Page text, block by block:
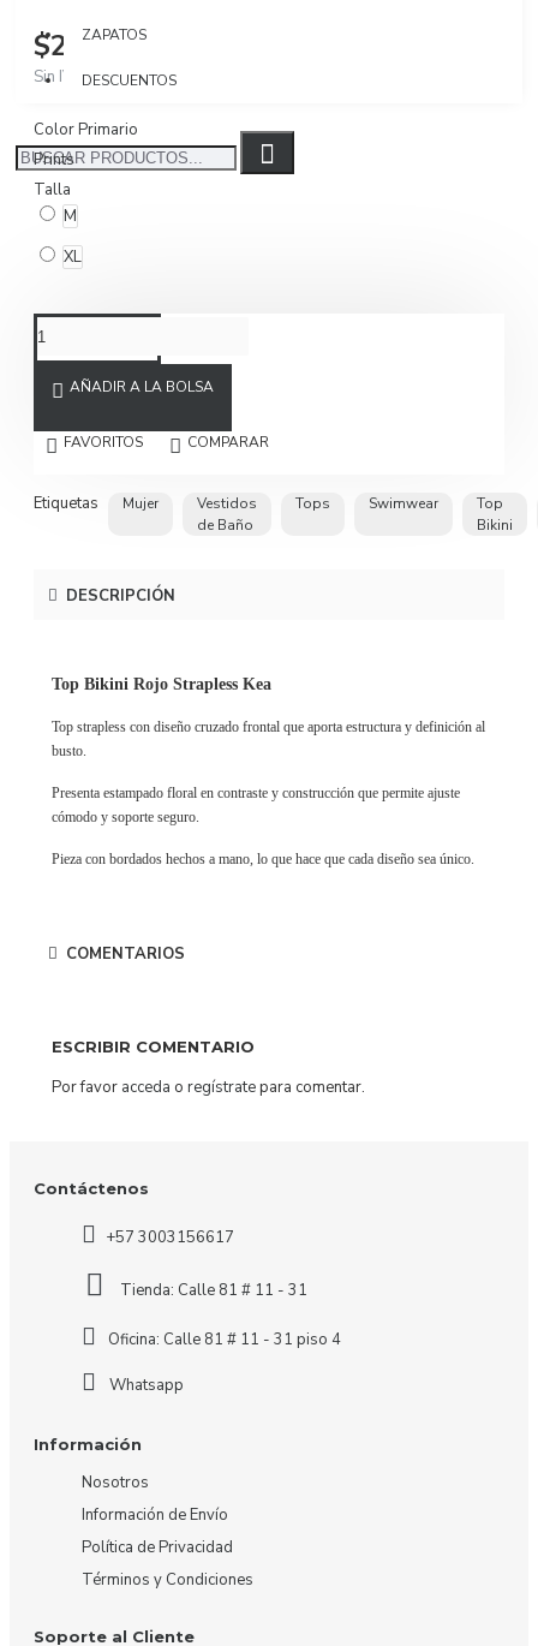
ZAPATOS
DESCUENTOS
$225.000
Sin IVA $189.076
Color Primario
Prints
Talla
M
XL
AÑADIR A LA BOLSA
FAVORITOS COMPARAR
Etiquetas Mujer
Vestidos
de Baño
Tops Swimwear
Top
Bikini
DESCRIPCIÓN
Top Bikini Rojo Strapless Kea
Top strapless con diseño cruzado frontal que aporta estructura y definición al
busto.
Presenta estampado floral en contraste y construcción que permite ajuste
cómodo y soporte seguro.
Pieza con bordados hechos a mano, lo que hace que cada diseño sea único.
COMENTARIOS
ESCRIBIR COMENTARIO
Por favor acceda o regístratepara comentar.
Contáctenos
+57 3003156617
Tienda: Calle 81 # 11 - 31
Oficina: Calle 81 # 11 - 31 piso 4
Whatsapp
Información
Nosotros
Información de Envío
Política de Privacidad
Términos y Condiciones
Soporte al Cliente